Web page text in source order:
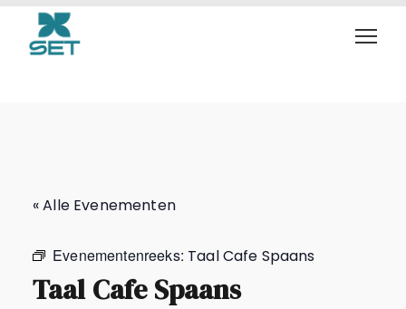
Taal Cafe Spaans
« Alle Evenementen
Evenementenreeks: Taal Cafe Spaans
Taal Cafe Spaans